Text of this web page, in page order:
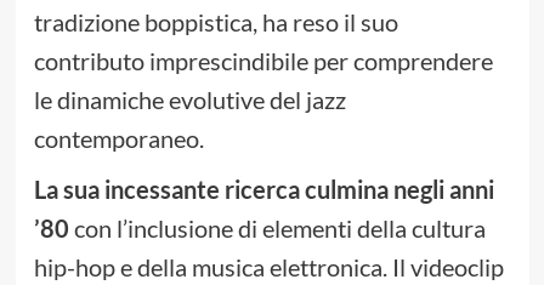
tradizione boppistica, ha reso il suo
contributo imprescindibile per comprendere
le dinamiche evolutive del jazz
contemporaneo.
La sua incessante ricerca culmina negli anni
’80 con l’inclusione di elementi della cultura
hip-hop e della musica elettronica. Il videoclip